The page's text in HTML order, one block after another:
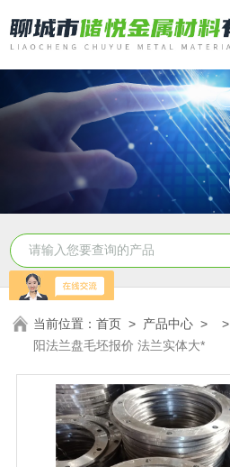
当前位置：首页 > 产品中心 >
阳法兰盘毛坯报价 法兰实体大*